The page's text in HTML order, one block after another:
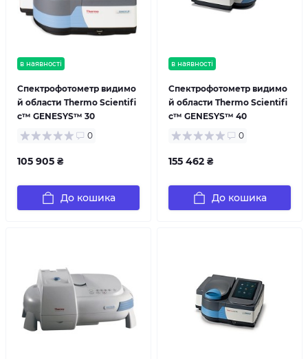
в наявності
Спектрофотометр видимо
й области Thermo Scientifi
c™ GENESYS™ 30
0
105 905 ₴
До кошика
в наявності
Спектрофотометр видимо
й области Thermo Scientifi
c™ GENESYS™ 40
0
155 462 ₴
До кошика